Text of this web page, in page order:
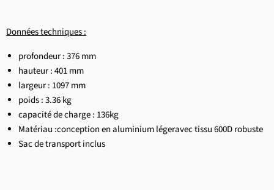
Données techniques :
profondeur : 376 mm
hauteur :401 mm
largeur : 1097 mm
poids :3.36 kg
capacité de charge : 136kg
Matériau :conception en aluminiumlégeravec tissu 600D robuste
Sac de transport inclus